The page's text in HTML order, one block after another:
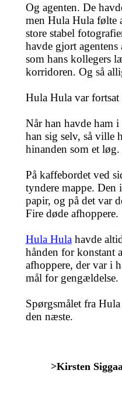
Og agenten. De
men Hula Hula følte
store stabel
havde gjort
som hans kollegers
korridoren. Og så
Hula Hula var fortsat
Når han havde ham
han sig selv, så ville
hinanden som et
På kaffebordet ved
tyndere mappe. Den
papir, og på det var
Fire døde afhoppere.
Hula Hulahavde
hånden for konstant
afhoppere, der var i
mål for gengældelse.
Spørgsmålet fra
den næste.
>Kirsten